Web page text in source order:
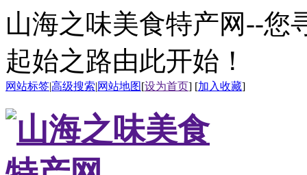
山海之味美食特产网--您
起始之路由此开始！
网站标签|高级搜索|网站地图[设为首页] [加入收藏]